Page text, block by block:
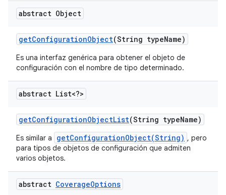
abstract Object
getConfigurationObject(String typeName)
Es una interfaz genérica para obtener el objeto de
configuración con el nombre de tipo determinado.
abstract List<?>
getConfigurationObjectList(String typeName)
Es similar a getConfigurationObject(String) , pero
para tipos de objetos de configuración que admiten
varios objetos.
abstract CoverageOptions